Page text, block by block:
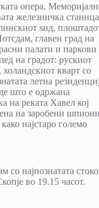
опера,
железничка
ѕид,
главен град на
палати и паркови
на градот: рускиот
кварт со
летна
што е одржана
на реката Хавел кој
на заробени
најстаро големо
најпознатата
во 19.15 часот.